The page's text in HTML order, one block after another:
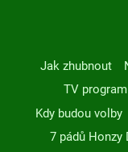
Jak zhubnout
TV program
Kdy budou volby
7 pádů Honzy